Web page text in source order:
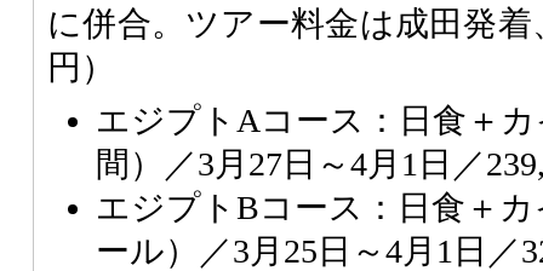
に併合。ツアー料金は成田発着
円）
エジプトAコース：日食＋
間）／3月27日～4月1日／
エジプトBコース：日食＋
ール）／3月25日～4月1日／